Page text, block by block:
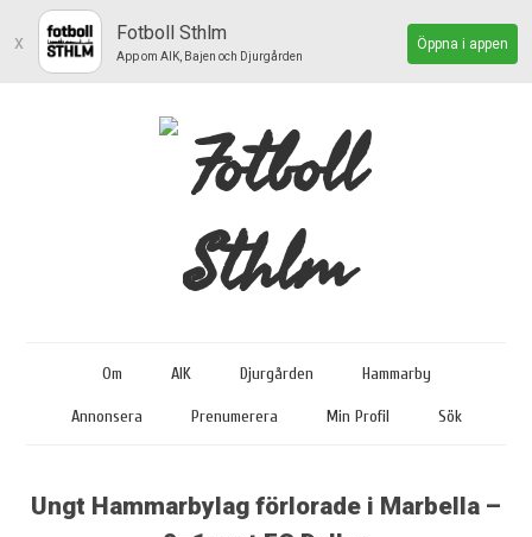
x Fotboll Sthlm
App om AIK, Bajen och Djurgården
Öppna i appen
Om AIK Djurgården Hammarby
Annonsera Prenumerera Min Profil Sök
Ungt Hammarbylag förlorade i Marbella –